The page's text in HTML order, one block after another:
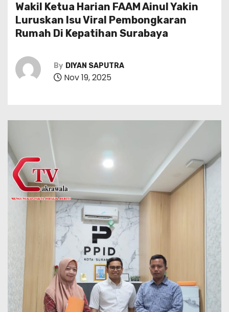
Wakil Ketua Harian FAAM Ainul Yakin
Luruskan Isu Viral Pembongkaran
Rumah Di Kepatihan Surabaya
By DIYAN SAPUTRA
Nov 19, 2025